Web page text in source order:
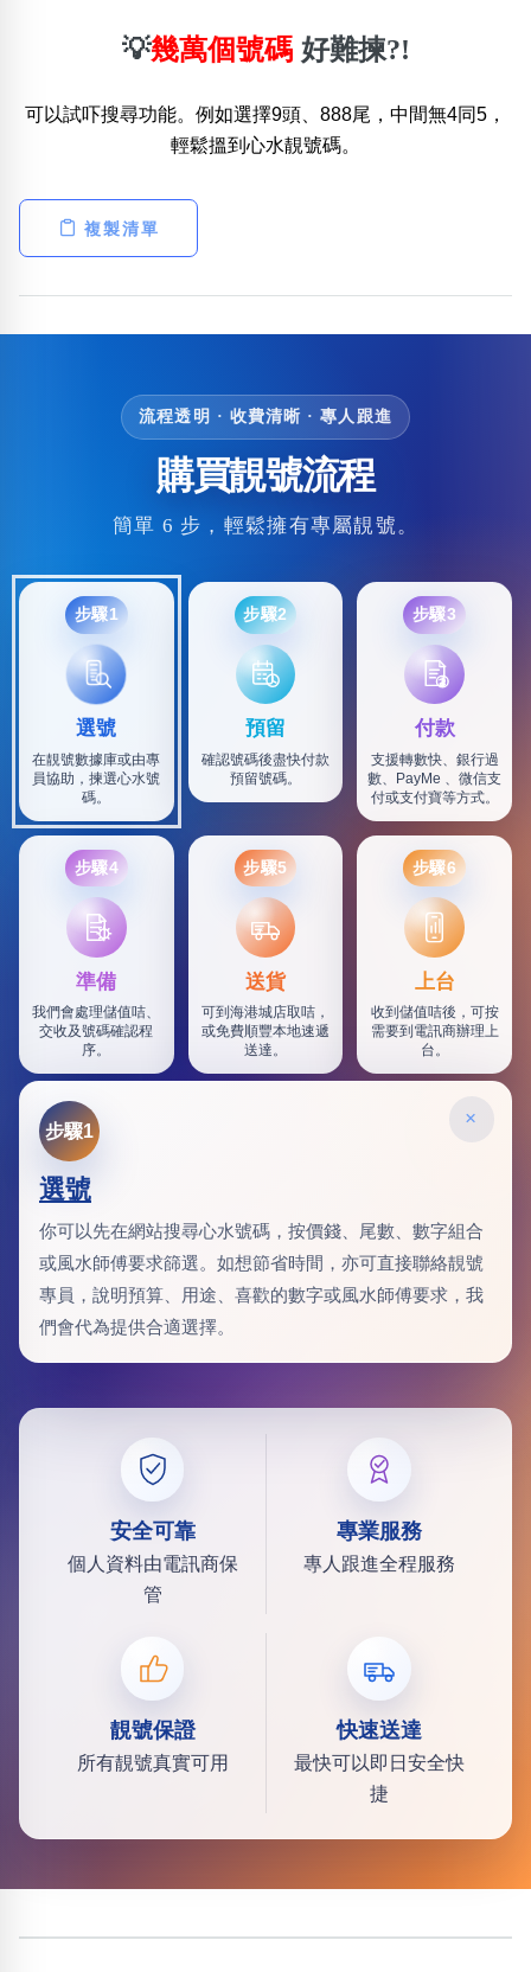
💡幾萬個號碼 好難揀?!
可以試吓搜尋功能。例如選擇9頭、888尾，中間無4同5，
輕鬆搵到心水靚號碼。
複製清單
流程透明 · 收費清晰 · 專人跟進
購買靚號流程
簡單 6 步，輕鬆擁有專屬靚號。
步驟1
選號
在靚號數據庫或由專
員協助，揀選心水號
碼。
步驟2
預留
確認號碼後盡快付款
預留號碼。
步驟3
付款
支援轉數快、銀行過
數、PayMe 、微信支
付或支付寶等方式。
步驟4
準備
我們會處理儲值咭、
交收及號碼確認程
序。
步驟5
SF
送貨
可到海港城店取咭，
或免費順豐本地速遞
送達。
步驟6
上台
收到儲值咭後，可按
需要到電訊商辦理上
台。
×
步驟1
選號
你可以先在網站搜尋心水號碼，按價錢、尾數、數字組合
或風水師傅要求篩選。如想節省時間，亦可直接聯絡靚號
專員，說明預算、用途、喜歡的數字或風水師傅要求，我
們會代為提供合適選擇。
安全可靠
個人資料由電訊商保
管
專業服務
專人跟進全程服務
靚號保證
所有靚號真實可用
快速送達
最快可以即日安全快
捷